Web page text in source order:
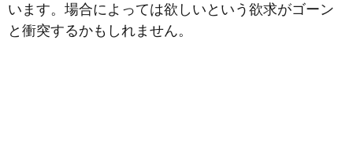
います。場合によっては欲しいという欲求がゴーン
と衝突するかもしれません。